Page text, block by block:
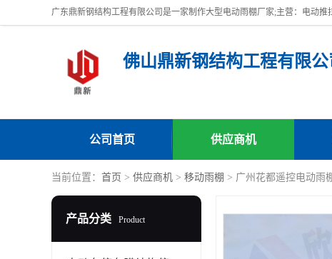
佛山鼎新钢结构工程有限公
公司首页 供应商机
当前位置： 首页 > 供应商机 > 移动雨棚 > 广州花都遥控电动雨
产品分类 Product